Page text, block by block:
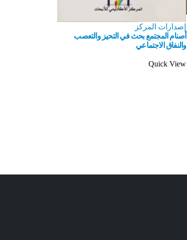
إصدارات المركز
أصنام المجتمع بحث في التحيز والتعصب
والنفاق الاجتماعي
Quick View